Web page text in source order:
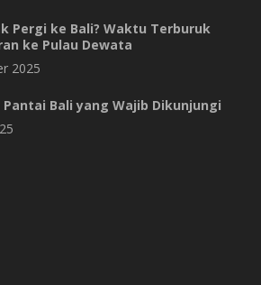
Pergi ke Bali? Waktu Terburuk
ke Pulau Dewata
2025
Bali yang Wajib Dikunjungi